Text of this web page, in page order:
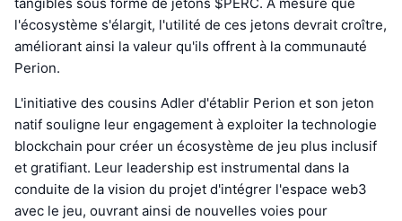
l'écosystème s'élargit, l'utilité de ces jetons devrait croître,
améliorant ainsi la valeur qu'ils offrent à la communauté
Perion.
L'initiative des cousins Adler d'établir Perion et son jeton
natif souligne leur engagement à exploiter la technologie
blockchain pour créer un écosystème de jeu plus inclusif
et gratifiant. Leur leadership est instrumental dans la
conduite de la vision du projet d'intégrer l'espace web3
avec le jeu, ouvrant ainsi de nouvelles voies pour